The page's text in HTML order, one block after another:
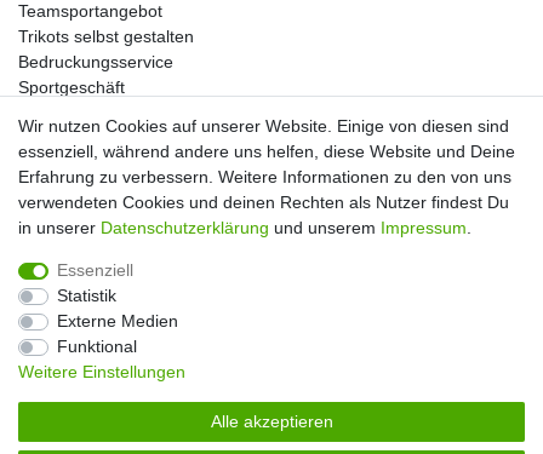
Teamsportangebot
Trikots selbst gestalten
Bedruckungsservice
Sportgeschäft
Widerrufs­recht
Wir nutzen Cookies auf unserer Website. Einige von diesen sind
essenziell, während andere uns helfen, diese Website und Deine
Erfahrung zu verbessern. Weitere Informationen zu den von uns
verwendeten Cookies und deinen Rechten als Nutzer findest Du
in unserer Daten­schutz­erklärung und unserem Impressum
Essenziell
Statistik
Externe Medien
Funktional
Weitere Einstellungen
Alle akzeptieren